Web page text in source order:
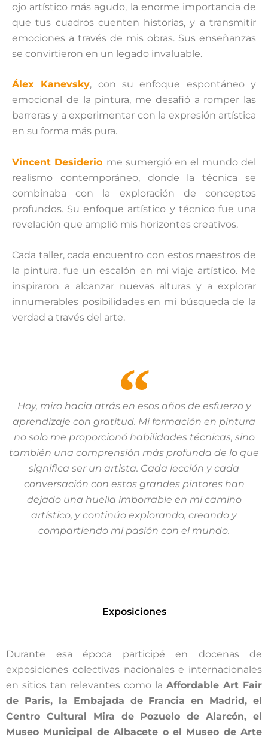
ojo artístico más agudo, la enorme importancia de
que tus cuadros cuenten historias, y a transmitir
emociones a través de mis obras. Sus enseñanzas
se convirtieron en un legado invaluable.
Álex Kanevsky, con su enfoque espontáneo y
emocional de la pintura, me desafió a romper las
barreras y a experimentar con la expresión artística
en su forma más pura.
Vincent Desiderio me sumergió en el mundo del
realismo contemporáneo, donde la técnica se
combinaba con la exploración de conceptos
profundos. Su enfoque artístico y técnico fue una
revelación que amplió mis horizontes creativos.
Cada taller, cada encuentro con estos maestros de
la pintura, fue un escalón en mi viaje artístico. Me
inspiraron a alcanzar nuevas alturas y a explorar
innumerables posibilidades en mi búsqueda de la
verdad a través del arte.
Hoy, miro hacia atrás en esos años de esfuerzo y
aprendizaje con gratitud. Mi formación en pintura
no solo me proporcionó habilidades técnicas, sino
también una comprensión más profunda de lo que
significa ser un artista. Cada lección y cada
conversación con estos grandes pintores han
dejado una huella imborrable en mi camino
artístico, y continúo explorando, creando y
compartiendo mi pasión con el mundo.
Exposiciones
Durante esa época participé en docenas de
exposiciones colectivas nacionales e internacionales
en sitios tan relevantes como la Affordable Art Fair
de Paris, la Embajada de Francia en Madrid, el
Centro Cultural Mira de Pozuelo de Alarcón, el
Museo Municipal de Albacete o el Museo de Arte